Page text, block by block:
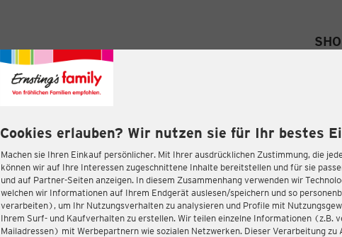
Cookies erlauben? Wir nutzen sie für Ihr bestes
Machen sie Ihren Einkauf persönlicher. Mit Ihrer ausdrücklichen Zustimmung, die
können wir auf Ihre Interessen zugeschnittene Inhalte bereitstellen und für sie
und auf Partner-Seiten anzeigen. In diesem Zusammenhang verwenden wir
welchen wir Informationen auf Ihrem Endgerät auslesen/speichern und so
verarbeiten), um Ihr Nutzungsverhalten zu analysieren und Profile mit
Ihrem Surf- und Kaufverhalten zu erstellen. Wir teilen einzelne Informationen (z.B.
Mailadressen) mit Werbepartnern wie sozialen Netzwerken. Dieser Verarbeitung zu